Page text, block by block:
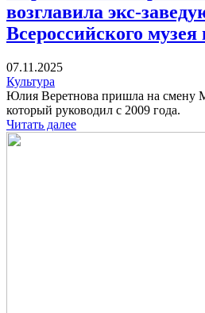
возглавила экс-
Всероссийского
07.11.2025
Культура
Юлия Веретнова пришла на смену
который руководил с 2009 года.
Читать далее